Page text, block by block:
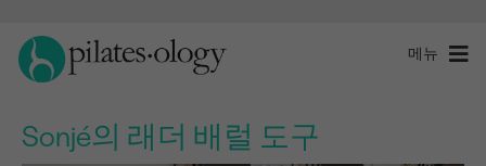
메뉴
Sonjé의 래더 배럴 도구